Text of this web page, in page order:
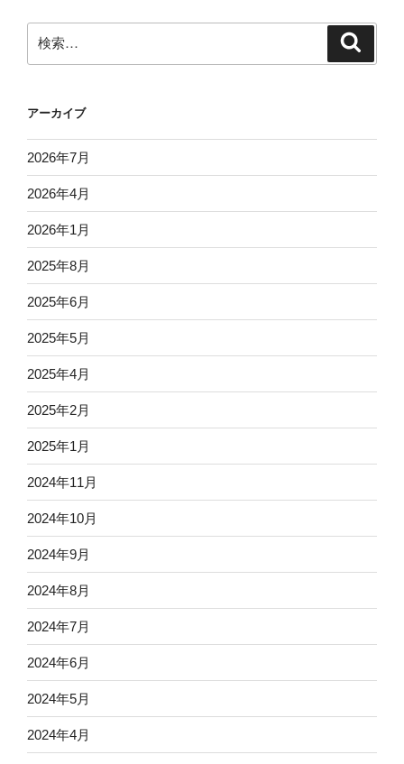
ぜ
「が
な
る
の
か
キ
ャ
ッ
ト・
ア
ー
ニ
ー
著”
の
索:
アーカイブ
2026年7月
2026年4月
2026年1月
2025年8月
2025年6月
2025年5月
2025年4月
2025年2月
2025年1月
2024年11月
2024年10月
2024年9月
2024年8月
2024年7月
2024年6月
2024年5月
2024年4月